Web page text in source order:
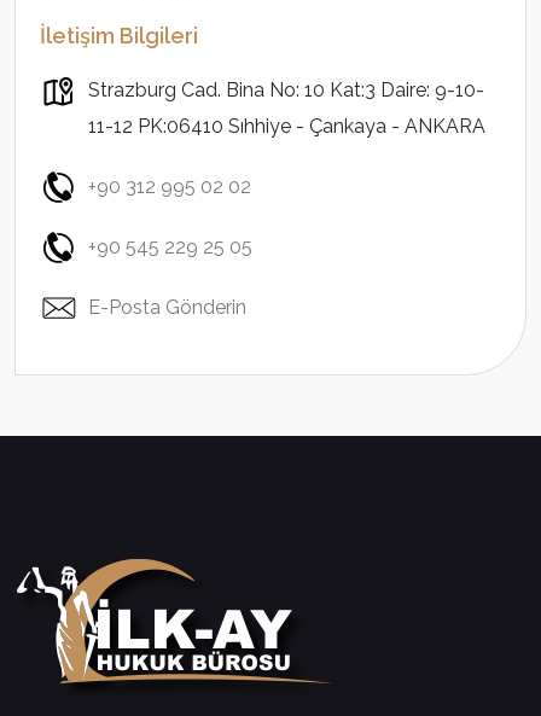
İletişim Bilgileri
Strazburg Cad. Bina No: 10 Kat:3 Daire: 9-10-
11-12 PK:06410 Sıhhiye - Çankaya - ANKARA
+90 312 995 02 02
+90 545 229 25 05
E-Posta Gönderin